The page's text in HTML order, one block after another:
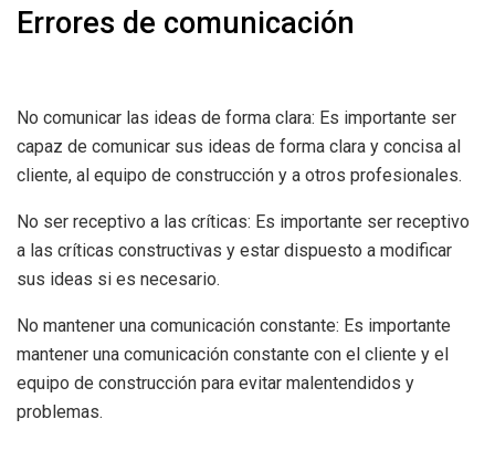
Errores de comunicación
No comunicar las ideas de forma clara: Es importante ser
capaz de comunicar sus ideas de forma clara y concisa al
cliente, al equipo de construcción y a otros profesionales.
No ser receptivo a las críticas: Es importante ser receptivo
a las críticas constructivas y estar dispuesto a modificar
sus ideas si es necesario.
No mantener una comunicación constante: Es importante
mantener una comunicación constante con el cliente y el
equipo de construcción para evitar malentendidos y
problemas.